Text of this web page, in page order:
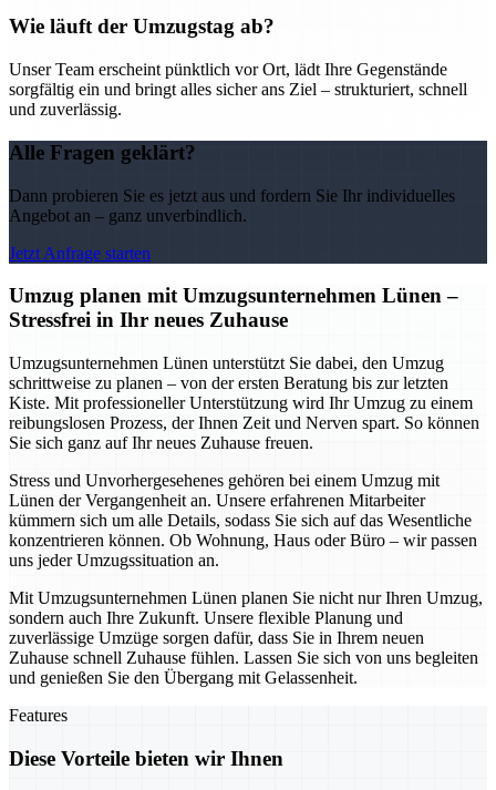
Wie läuft der Umzugstag ab?
Unser Team erscheint pünktlich vor Ort, lädt Ihre Gegenstände
sorgfältig ein und bringt alles sicher ans Ziel – strukturiert, schnell
und zuverlässig.
Alle Fragen geklärt?
Dann probieren Sie es jetzt aus und fordern Sie Ihr individuelles
Angebot an – ganz unverbindlich.
Jetzt Anfrage starten
Umzug planen mit Umzugsunternehmen Lünen –
Stressfrei in Ihr neues Zuhause
Umzugsunternehmen Lünen unterstützt Sie dabei, den Umzug
schrittweise zu planen – von der ersten Beratung bis zur letzten
Kiste. Mit professioneller Unterstützung wird Ihr Umzug zu einem
reibungslosen Prozess, der Ihnen Zeit und Nerven spart. So können
Sie sich ganz auf Ihr neues Zuhause freuen.
Stress und Unvorhergesehenes gehören bei einem Umzug mit
Lünen der Vergangenheit an. Unsere erfahrenen Mitarbeiter
kümmern sich um alle Details, sodass Sie sich auf das Wesentliche
konzentrieren können. Ob Wohnung, Haus oder Büro – wir passen
uns jeder Umzugssituation an.
Mit Umzugsunternehmen Lünen planen Sie nicht nur Ihren Umzug,
sondern auch Ihre Zukunft. Unsere flexible Planung und
zuverlässige Umzüge sorgen dafür, dass Sie in Ihrem neuen
Zuhause schnell Zuhause fühlen. Lassen Sie sich von uns begleiten
und genießen Sie den Übergang mit Gelassenheit.
Features
Diese Vorteile bieten wir Ihnen